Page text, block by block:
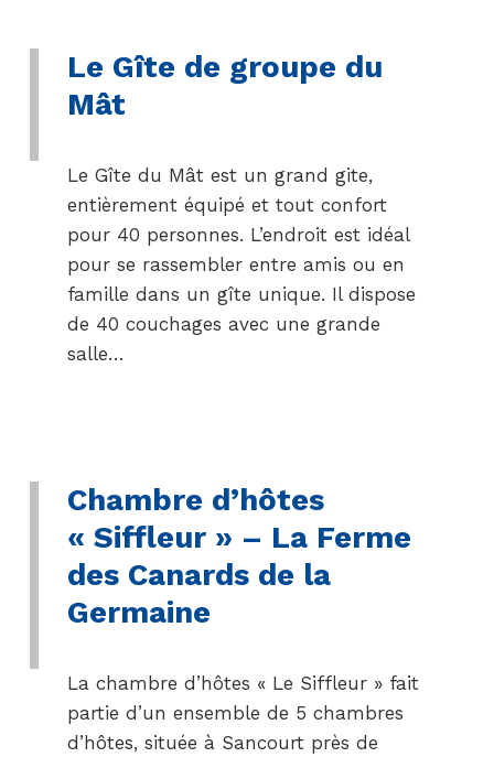
Le Gîte de groupe du
Mât
Le Gîte du Mât est un grand gite,
entièrement équipé et tout confort
pour 40 personnes. L’endroit est idéal
pour se rassembler entre amis ou en
famille dans un gîte unique. Il dispose
de 40 couchages avec une grande
salle…
Chambre d’hôtes
« Siffleur » – La Ferme
des Canards de la
Germaine
La chambre d’hôtes « Le Siffleur » fait
partie d’un ensemble de 5 chambres
d’hôtes, située à Sancourt près de